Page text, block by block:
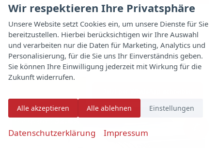
35.572,– €
incl. 19% MwSt.
Details Fahrzeug
Verbrauch kombiniert:5,70 l/100km
CO -Klasse: D
CO2 -Emissionen:129,00 g/km
ich interessiere mich für das oben
genannte Fahrzeug und freue mich
über Eure Kontaktaufnahme.
Viele Grüße
Wir respektieren Ihre Privatsphäre
Unsere Website setzt Cookies ein, um unsere Dienste für Sie
bereitzustellen. Hierbei berücksichtigen wir Ihre Auswahl
und verarbeiten nur die Daten für Marketing, Analytics und
Personalisierung, für die Sie uns Ihr Einverständnis geben.
Sie können Ihre Einwilligung jederzeit mit Wirkung für die
Zukunft widerrufen.
Alle akzeptieren Alle ablehnen Einstellungen
Datenschutzerklärung Impressum